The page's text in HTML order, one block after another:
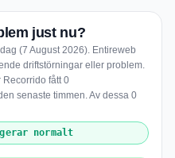
just nu?
(7 August 2026). Entireweb
driftstörningar eller problem.
Recorrido fått 0
senaste timmen. Av dessa 0
normalt